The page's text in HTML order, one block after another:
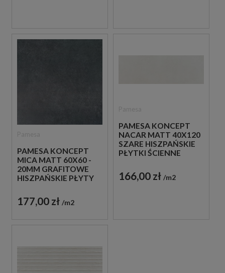
PAMESA KONCEPT
MICA MATT 60X60 -
20MM GRAFITOWE
HISZPAŃSKIE PŁYTY
BETONOWE
177,00 zł m2
PAMESA KONCEPT
NACAR MATT 40X120
SZARE HISZPAŃSKIE
PŁYTKI ŚCIENNE
166,00 zł m2